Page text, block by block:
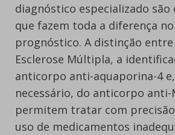
diagnóstico especializado são
que fazem toda a diferença no
prognóstico. A distinção entre
Esclerose Múltipla, a
anticorpo anti-aquaporina-4
necessário, do anticorpo anti-
permitem tratar com
uso de medicamentos